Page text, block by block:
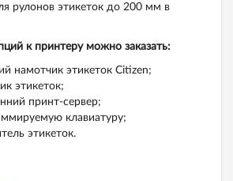
рулонов этикеток до 200 мм в
к принтеру можно заказать:
намотчик этикеток Citizen;
этикеток;
принт-сервер;
клавиатуру;
этикеток.